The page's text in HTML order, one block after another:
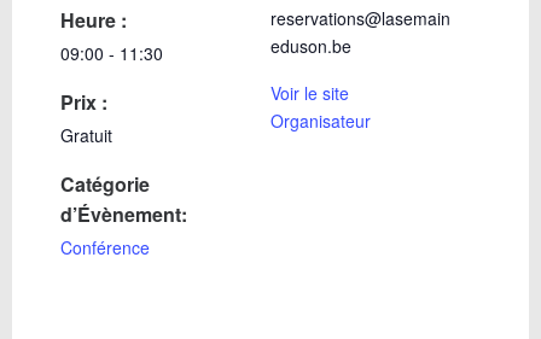
Heure :
09:00 - 11:30
Prix :
Gratuit
Catégorie
d’Évènement:
Conférence
reservations@lasemain
eduson.be
Voir le site
Organisateur